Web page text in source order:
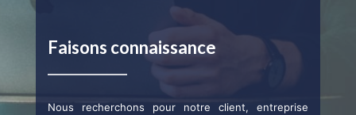
Faisons connaissance
Nous recherchons pour notre client, entreprise